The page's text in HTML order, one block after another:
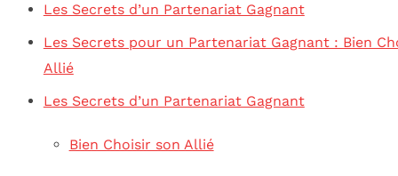
Les Secrets d’un Partenariat Gagnant
Les Secrets pour un Partenariat Gagnant : Bien
Allié
Les Secrets d’un Partenariat Gagnant
Bien Choisir son Allié